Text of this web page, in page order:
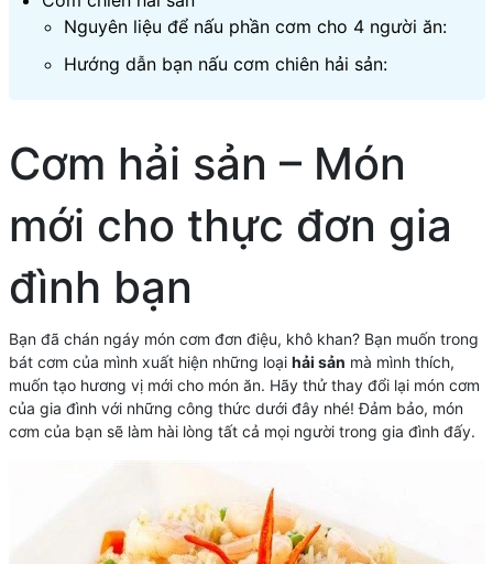
Nguyên liệu để nấu phần cơm cho 4 người ăn:
Hướng dẫn bạn nấu cơm chiên hải sản:
Cơm hải sản – Món
mới cho thực đơn gia
đình bạn
Bạn đã chán ngáy món cơm đơn điệu, khô khan? Bạn muốn trong
bát cơm của mình xuất hiện những loại hải sản mà mình thích,
muốn tạo hương vị mới cho món ăn. Hãy thử thay đổi lại món cơm
của gia đình với những công thức dưới đây nhé! Đảm bảo, món
cơm của bạn sẽ làm hài lòng tất cả mọi người trong gia đình đấy.